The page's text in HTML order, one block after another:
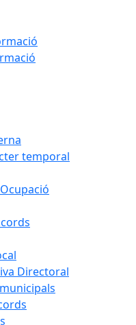
temporal
Directoral